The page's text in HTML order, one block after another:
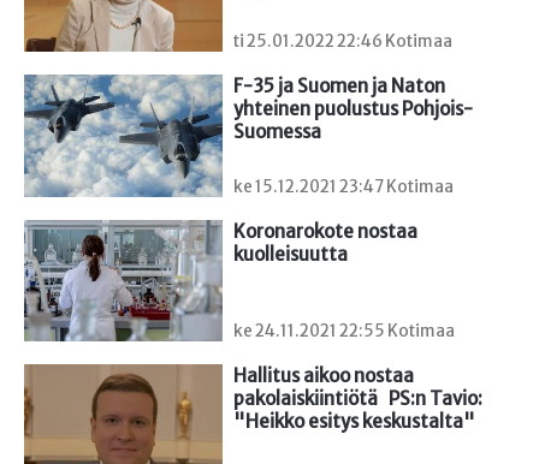
ti 25.01.2022 22:46 Kotimaa
F-35 ja Suomen ja Naton
yhteinen puolustus Pohjois-
Suomessa
ke 15.12.2021 23:47 Kotimaa
Koronarokote nostaa
kuolleisuutta
ke 24.11.2021 22:55 Kotimaa
Hallitus aikoo nostaa
pakolaiskiintiötä   PS:n Tavio:
"Heikko esitys keskustalta"